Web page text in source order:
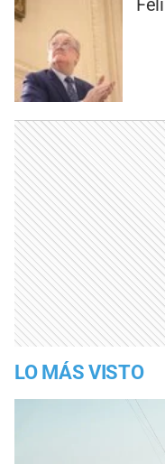
LO MÁS VISTO